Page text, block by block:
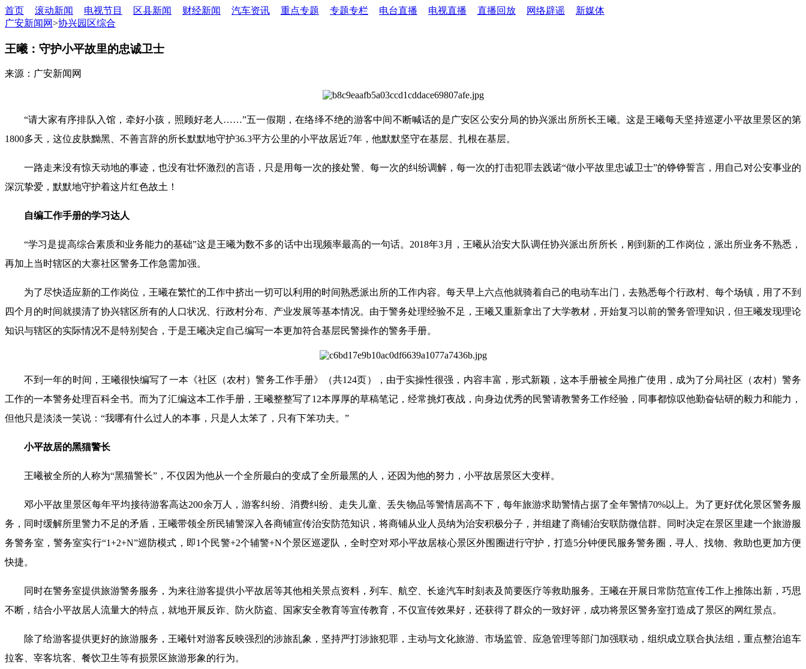
首页 滚动新闻 电视节目 区县新闻 财经新闻 汽车资讯 重点专题 专题专栏 电台直播 电视直播 直播回放 网络辟谣
新媒体
广安新闻网>协兴园区综合
王曦：守护小平故里的忠诚卫士
来源：广安新闻网
“请大家有序排队入馆，牵好小孩，照顾好老人……”五一假期，在络绎不绝的游客中间不断喊话的是广安区公安分局的协兴派出所所长王曦。这是王曦每天坚持巡逻小平故里景区的第
1800多天，这位皮肤黝黑、不善言辞的所长默默地守护36.3平方公里的小平故居近7年，他默默坚守在基层、扎根在基层。
一路走来没有惊天动地的事迹，也没有壮怀激烈的言语，只是用每一次的接处警、每一次的纠纷调解，每一次的打击犯罪去践诺“做小平故里忠诚卫士”的铮铮誓言，用自己对公安事业的
深沉挚爱，默默地守护着这片红色故土！
自编工作手册的学习达人
“学习是提高综合素质和业务能力的基础”这是王曦为数不多的话中出现频率最高的一句话。2018年3月，王曦从治安大队调任协兴派出所所长，刚到新的工作岗位，派出所业务不熟悉，
再加上当时辖区的大寨社区警务工作急需加强。
为了尽快适应新的工作岗位，王曦在繁忙的工作中挤出一切可以利用的时间熟悉派出所的工作内容。每天早上六点他就骑着自己的电动车出门，去熟悉每个行政村、每个场镇，用了不到
四个月的时间就摸清了协兴辖区所有的人口状况、行政村分布、产业发展等基本情况。由于警务处理经验不足，王曦又重新拿出了大学教材，开始复习以前的警务管理知识，但王曦发现理论
知识与辖区的实际情况不是特别契合，于是王曦决定自己编写一本更加符合基层民警操作的警务手册。
不到一年的时间，王曦很快编写了一本《社区（农村）警务工作手册》（共124页），由于实操性很强，内容丰富，形式新颖，这本手册被全局推广使用，成为了分局社区（农村）警务
工作的一本警务处理百科全书。而为了汇编这本工作手册，王曦整整写了12本厚厚的草稿笔记，经常挑灯夜战，向身边优秀的民警请教警务工作经验，同事都惊叹他勤奋钻研的毅力和能力，
但他只是淡淡一笑说：“我哪有什么过人的本事，只是人太笨了，只有下笨功夫。”
小平故居的黑猫警长
王曦被全所的人称为“黑猫警长”，不仅因为他从一个全所最白的变成了全所最黑的人，还因为他的努力，小平故居景区大变样。
邓小平故里景区每年平均接待游客高达200余万人，游客纠纷、消费纠纷、走失儿童、丢失物品等警情居高不下，每年旅游求助警情占据了全年警情70%以上。为了更好优化景区警务服
务，同时缓解所里警力不足的矛盾，王曦带领全所民辅警深入各商铺宣传治安防范知识，将商铺从业人员纳为治安积极分子，并组建了商铺治安联防微信群。同时决定在景区里建一个旅游服
务警务室，警务室实行“1+2+N”巡防模式，即1个民警+2个辅警+N个景区巡逻队，全时空对邓小平故居核心景区外围圈进行守护，打造5分钟便民服务警务圈，寻人、找物、救助也更加方便
快捷。
同时在警务室提供旅游警务服务，为来往游客提供小平故居等其他相关景点资料，列车、航空、长途汽车时刻表及简要医疗等救助服务。王曦在开展日常防范宣传工作上推陈出新，巧思
不断，结合小平故居人流量大的特点，就地开展反诈、防火防盗、国家安全教育等宣传教育，不仅宣传效果好，还获得了群众的一致好评，成功将景区警务室打造成了景区的网红景点。
除了给游客提供更好的旅游服务，王曦针对游客反映强烈的涉旅乱象，坚持严打涉旅犯罪，主动与文化旅游、市场监管、应急管理等部门加强联动，组织成立联合执法组，重点整治追车
拉客、宰客坑客、餐饮卫生等有损景区旅游形象的行为。